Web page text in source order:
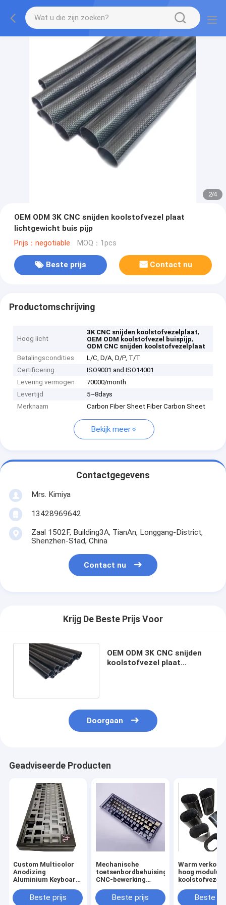
2/4
OEM ODM 3K CNC snijden koolstofvezel plaat
lichtgewicht buis pijp
Prijs：negotiable MOQ：1pcs
Beste prijs Contact nu
Productomschrijving
Hoog licht
3K CNC snijden koolstofvezelplaat,
OEM ODM koolstofvezel buispijp,
ODM CNC snijden koolstofvezelplaat
Betalingscondities
L/C, D/A, D/P, T/T
Certificering
ISO9001 and ISO14001
Levering vermogen
70000/month
Levertijd
5~8days
Merknaam
Carbon Fiber Sheet Fiber Carbon Sheet
Bekijk meer
Contactgegevens
Mrs. Kimiya
13428969642
Zaal 1502F, Building3A, TianAn, Longgang-District,
Shenzhen-Stad, China
Contact nu
Krijg De Beste Prijs Voor
OEM ODM 3K CNC snijden
koolstofvezel plaat
Doorgaan
Geadviseerde Producten
Custom Multicolor
Anodizing
Aluminium Keyboard
Bewerking
Mechanische Cnc
Beste prijs
Mechanische
toetsenbordbehuising
CNC-bewerking
Aluminium
geanodiseerd voor
Beste prijs
Warm verkoop
hoog modulus
koolstofvezel
Beste